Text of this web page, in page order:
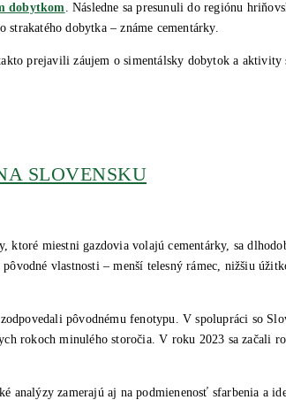
dobytkom. Následne sa presunuli do regiónu
dobytka – známe cementárky.
prejavili záujem o simentálsky dobytok a aktivity
SLOVENSKU
ktoré miestni gazdovia volajú cementárky, sa
pôvodné vlastnosti – menší telesný rámec, nižšiu
pôvodnému fenotypu. V spolupráci so
rokoch minulého storočia. V roku 2023 sa začali
analýzy zamerajú aj na podmienenosť sfarbenia a